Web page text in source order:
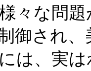
々な問
御され
は、実